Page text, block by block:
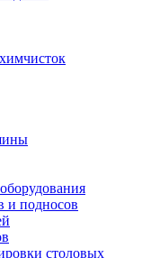
и подносов
столовых